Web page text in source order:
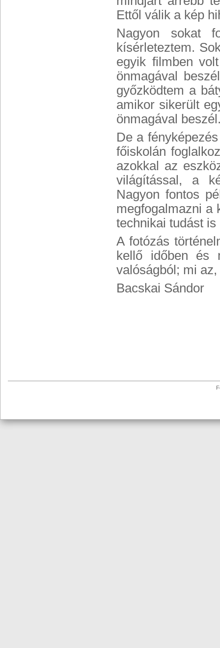
Ettől válik a kép
Nagyon sokat
kísérleteztem.
egyik filmben
önmagával
győzködtem a
amikor sikerült
önmagával
De a
főiskolán
azokkal az
világítással, a
Nagyon fontos
megfogalmazni a
technikai tudást is
A fotózás
kellő időben és
valóságból; mi
Bacskai Sándor